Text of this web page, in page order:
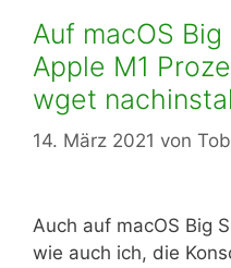
Auf macOS
Apple M1
wget
14. März 2021 von
Auch auf macOS Big
wie auch ich, die